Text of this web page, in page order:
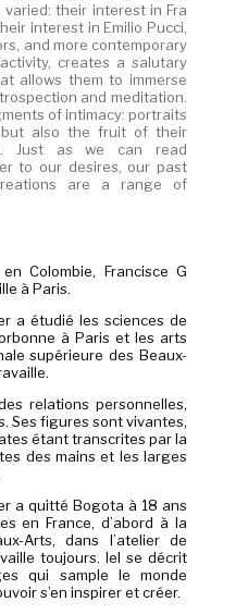
their interest in Fra
interest in Emilio Pucci,
and more contemporary
creates a salutary
allows them to immerse
and meditation.
of intimacy: portraits
also the fruit of their
Just as we can read
to our desires, our past
are a range of
Colombie, Francisce G
à Paris.
a étudié les sciences de
à Paris et les arts
supérieure des Beaux-
relations personnelles,
Ses figures sont vivantes,
étant transcrites par la
des mains et les larges
a quitté Bogota à 18 ans
en France, d’abord à la
Arts, dans l’atelier de
toujours. Iel se décrit
qui sample le monde
s’en inspirer et créer.